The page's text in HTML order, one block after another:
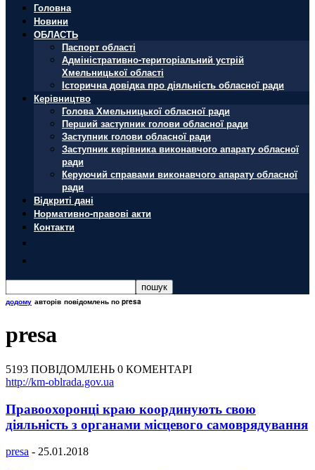
Головна
Новини
ОБЛАСТЬ
Паспорт області
Адміністративно-територіальний устрій
Хмельницької області
Історична довідка про діяльність обласної ради
Керівництво
Голова Хмельницької обласної ради
Перший заступник голови обласної ради
Заступник голови обласної ради
Заступник керівника виконавчого апарату обласної
ради
Керуючий справами виконавчого апарату обласної
ради
Відкриті дані
Нормативно-правові акти
Контакти
додому авторів повідомлень по presa
presa
5193 ПОВІДОМЛЕНЬ 0 КОМЕНТАРІ
http://km-oblrada.gov.ua
Правоохоронці краю координують свою
діяльність з органами місцевого самоврядування
presa - 25.01.2018